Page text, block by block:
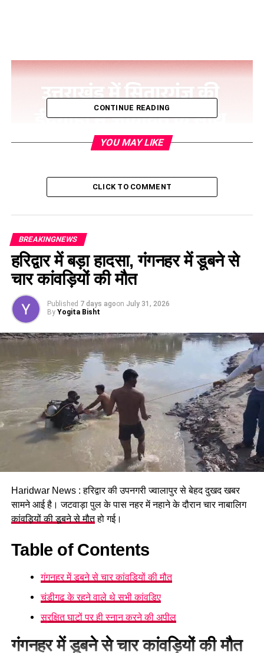
CONTINUE READING
YOU MAY LIKE
CLICK TO COMMENT
BREAKINGNEWS
हरिद्वार में बड़ा हादसा, गंगनहर में डूबने से
चार कांवड़ियों की मौत
Published 7 days agoon July 31, 2026
By Yogita Bisht
Haridwar News : हरिद्वार की उपनगरी ज्वालापुर से बेहद दुखद खबर
सामने आई है। जटवाड़ा पुल के पास नहर में नहाने के दौरान चार नाबालिग
कांवड़ियों की डूबने से मौतहो गई।
Table of Contents
गंगनहर में डूबने से चार कांवड़ियों की मौत
चंडीगढ़ के रहने वाले थे सभी कांवड़िए
सुरक्षित घाटों पर ही स्नान करने की अपील
गंगनहर में डूबने से चार कांवड़ियों की मौत